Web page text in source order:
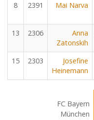
8 2391 Mai Narva
13 2306
Anna
Zatonskih
15 2303
Josefine
Heinemann
FC Bayern
München